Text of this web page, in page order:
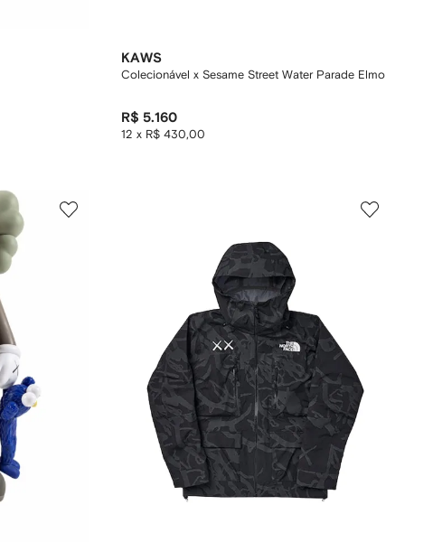
KAWS
Colecionável x Sesame Street Water Parade Elmo
R$ 5.160
12 x R$ 430,00